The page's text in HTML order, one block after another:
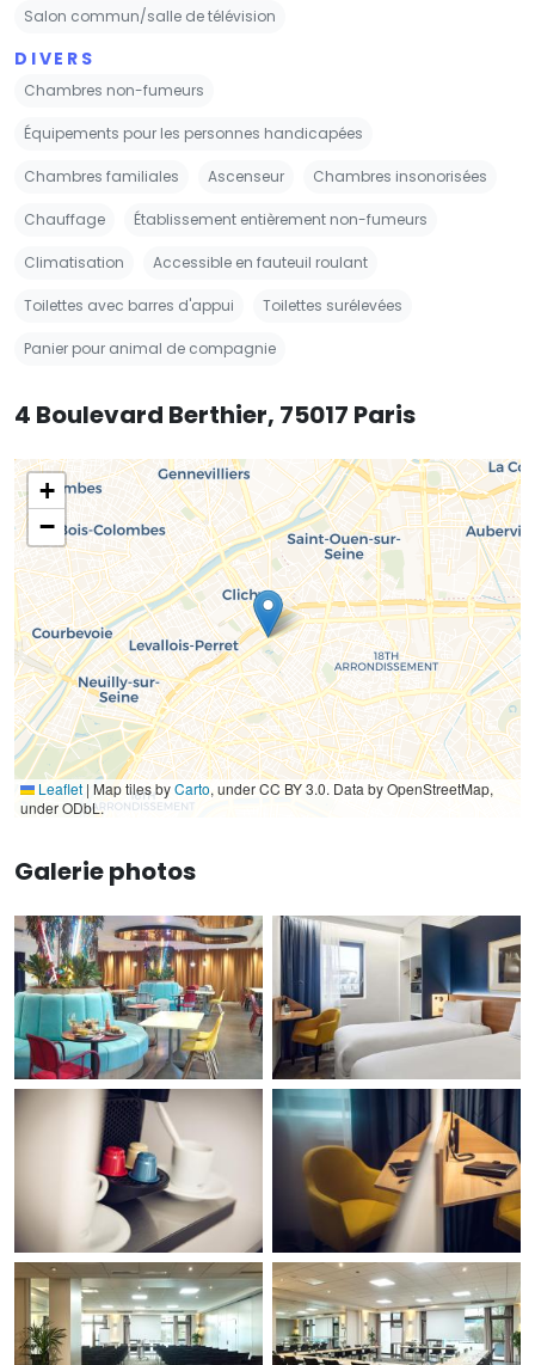
Salon commun/salle de télévision
DIVERS
Chambres non-fumeurs
Équipements pour les personnes handicapées
Chambres familiales Ascenseur Chambres insonorisées
Chauffage Établissement entièrement non-fumeurs
Climatisation Accessible en fauteuil roulant
Toilettes avec barres d'appui Toilettes surélevées
Panier pour animal de compagnie
4 Boulevard Berthier, 75017 Paris
+
−
Leaflet | Map tiles byCarto, under CC BY 3.0. Data by OpenStreetMap,
under ODbL.
Galerie photos